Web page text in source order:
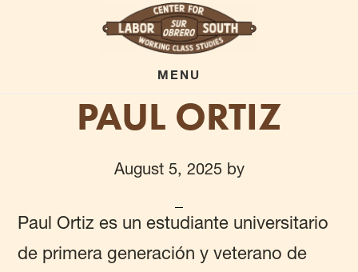
MENU
PAUL ORTIZ
August 5, 2025by
Paul Ortiz es un estudiante universitario
de primera generación y veterano de